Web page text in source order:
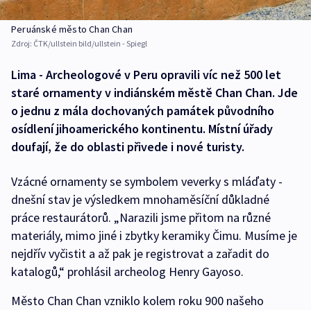
Peruánské město Chan Chan
Zdroj: ČTK/ullstein bild/ullstein - Spiegl
Lima - Archeologové v Peru opravili víc než 500 let
staré ornamenty v indiánském městě Chan Chan. Jde
o jednu z mála dochovaných památek původního
osídlení jihoamerického kontinentu. Místní úřady
doufají, že do oblasti přivede i nové turisty.
Vzácné ornamenty se symbolem veverky s mláďaty -
dnešní stav je výsledkem mnohaměsíční důkladné
práce restaurátorů. „Narazili jsme přitom na různé
materiály, mimo jiné i zbytky keramiky Čimu. Musíme je
nejdřív vyčistit a až pak je registrovat a zařadit do
katalogů,“ prohlásil archeolog Henry Gayoso.
Město Chan Chan vzniklo kolem roku 900 našeho